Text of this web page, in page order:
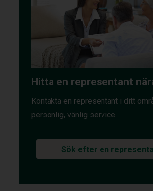
Hitta en representant
Kontakta en representant i ditt
personlig, vänlig service.
Sök efter en